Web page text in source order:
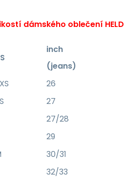
dámského oblečení HELD
inch
(jeans)
26
27
27/28
29
30/31
32/33